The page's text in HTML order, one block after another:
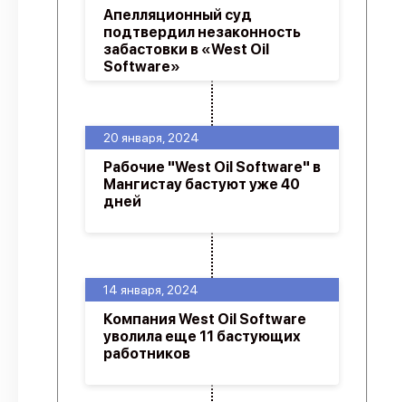
14 января, 2024
Компания West Oil Software
уволила еще 11 бастующих
работников
20 января, 2024
Рабочие "West Oil Software" в
Мангистау бастуют уже 40
дней
Апелляционный суд
подтвердил незаконность
забастовки в «West Oil
Software»